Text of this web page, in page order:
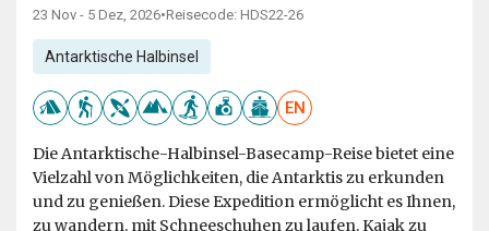
23 Nov - 5 Dez, 2026•Reisecode: HDS22-26
Antarktische Halbinsel
EN
Die Antarktische-Halbinsel-Basecamp-Reise bietet eine
Vielzahl von Möglichkeiten, die Antarktis zu erkunden
und zu genießen. Diese Expedition ermöglicht es Ihnen,
zu wandern, mit Schneeschuhen zu laufen, Kajak zu